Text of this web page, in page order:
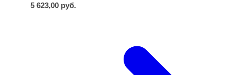
5 623,00 руб.